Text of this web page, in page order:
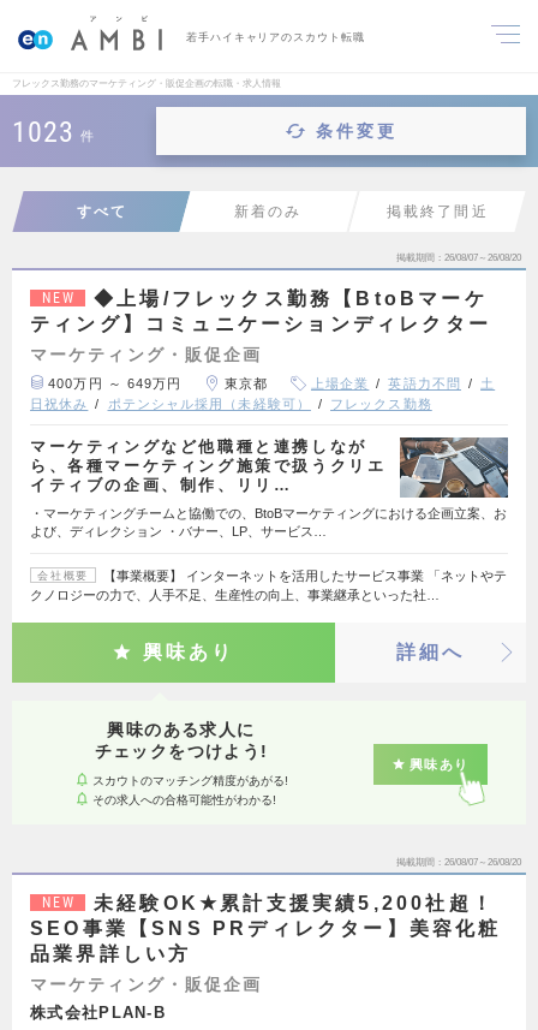
若手ハイキャリアのスカウト転職
フレックス勤務のマーケティング・販促企画の転職・求人情報
1023 件 条件変更
すべて 新着のみ 掲載終了間近
掲載期間 26/08/07～26/08/20
NEW
◆上場/フレックス勤務【BtoBマーケ
ティング】コミュニケーションディレクター
マーケティング・販促企画
400万円 ～ 649万円 東京都 上場企業 英語力不問
土
日祝休み
ポテンシャル採用（未経験可） フレックス勤務
マーケティングなど他職種と連携しなが
ら、各種マーケティング施策で扱うクリエ
イティブの企画、制作、リリ…
・マーケティングチームと協働での、BtoBマーケティングにおける企画立案、お
よび、ディレクション ・バナー、LP、サービス…
会社概要
【事業概要】 インターネットを活用したサービス事業 「ネットやテ
クノロジーの力で、人手不足、生産性の向上、事業継承といった社…
興味あり 詳細へ
興味のある求人に
チェックをつけよう!
スカウトのマッチング精度があがる!
その求人への合格可能性がわかる!
興味あり
掲載期間 26/08/07～26/08/20
NEW
未経験OK★累計支援実績5,200社超！
SEO事業【SNS PRディレクター】美容化粧
品業界詳しい方
マーケティング・販促企画
株式会社PLAN-B